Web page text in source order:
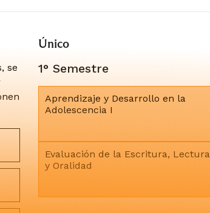
se
Único
1° Semestre
Aprendizaje y Desarrollo en la
Adolescencia I
Evaluación de la Escritura, Lectura
y Oralidad